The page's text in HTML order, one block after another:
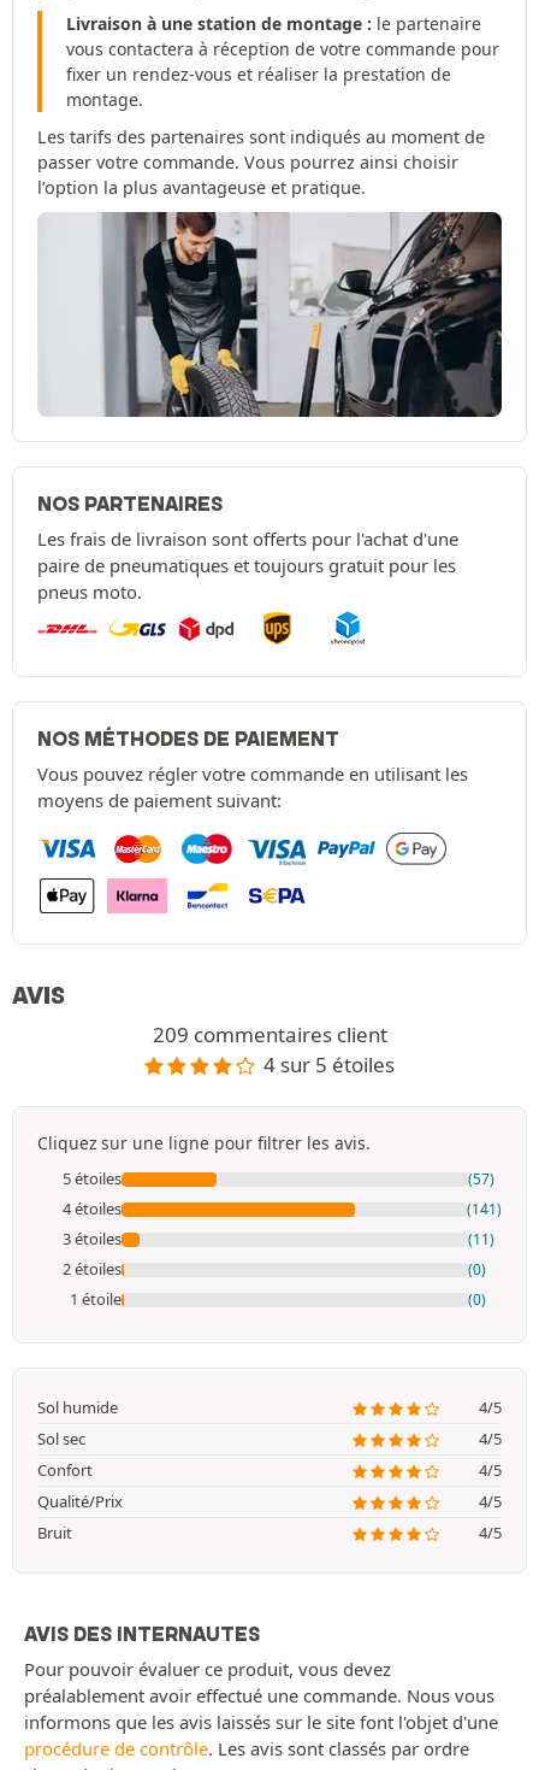
Livraison à une station de montage : le partenaire
vous contactera à réception de votre commande pour
fixer un rendez-vous et réaliser la prestation de
montage.
Les tarifs des partenaires sont indiqués au moment de
passer votre commande. Vous pourrez ainsi choisir
l’option la plus avantageuse et pratique.
NOS PARTENAIRES
Les frais de livraison sont offerts pour l'achat d'une
paire de pneumatiques et toujours gratuit pour les
pneus moto.
NOS MÉTHODES DE PAIEMENT
Vous pouvez régler votre commande en utilisant les
moyens de paiement suivant:
AVIS
209 commentaires client
4 sur 5 étoiles
Cliquez sur une ligne pour filtrer les avis.
5 étoiles (57)
4 étoiles (141)
3 étoiles (11)
2 étoiles (0)
1 étoile (0)
Sol humide
4/5
Sol sec
4/5
Confort
4/5
Qualité/Prix
4/5
Bruit
4/5
AVIS DES INTERNAUTES
Pour pouvoir évaluer ce produit, vous devez
préalablement avoir effectué une commande. Nous vous
informons que les avis laissés sur le site font l'objet d'une
procédure de contrôle. Les avis sont classés par ordre